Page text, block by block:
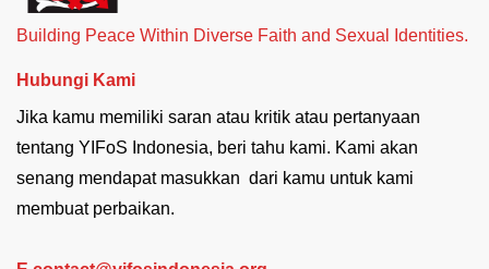
Building Peace Within Diverse Faith and Sexual Identities.
Hubungi Kami
Jika kamu memiliki saran atau kritik atau pertanyaan
tentang YIFoS Indonesia, beri tahu kami. Kami akan
senang mendapat masukkan dari kamu untuk kami
membuat perbaikan.